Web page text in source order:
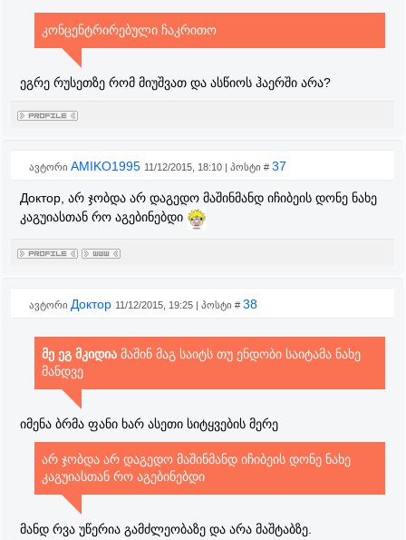
კონცენტრირებული ჩაკრითო
ეგრე რუსეთზე რომ მიუშვათ და ასწიოს ჰაერში არა?
ავტორი AMIKO1995 11/12/2015, 18:10 | პოსტი # 37
Доктор, არ ჯობდა არ დაგედო მაშინმანდ იჩიბეის დონე ნახე
კაგუიასთან რო აგებინებდი
ავტორი Доктор 11/12/2015, 19:25 | პოსტი # 38
მე ეგ მკიდიამაშინ მაგ საიტს თუ ენდობი საიტამა ნახე
მანდვე
იმენა ბრმა ფანი ხარ ასეთი სიტყვების მერე
არ ჯობდა არ დაგედო მაშინმანდ იჩიბეის დონე ნახე
კაგუიასთან რო აგებინებდი
მანდ რვა უწერია გამძლეობაზე და არა მაშტაბზე.